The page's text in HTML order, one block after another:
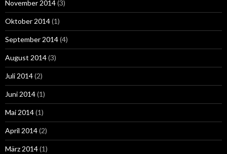
November 2014(3)
Oktober 2014(1)
September 2014(4)
August 2014(3)
Juli 2014(2)
Juni 2014(1)
Mai 2014(1)
April 2014(2)
März 2014(1)